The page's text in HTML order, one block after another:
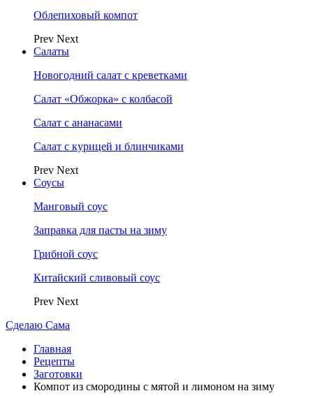
Облепиховый компот
Prev Next
Салаты
Новогодний салат с креветками
Салат «Обжорка» с колбасой
Салат с ананасами
Салат с курицей и блинчиками
Prev Next
Соусы
Манговый соус
Заправка для пасты на зиму
Грибной соус
Китайский сливовый соус
Prev Next
Сделаю Сама
Главная
Рецепты
Заготовки
Компот из смородины с мятой и лимоном на зиму